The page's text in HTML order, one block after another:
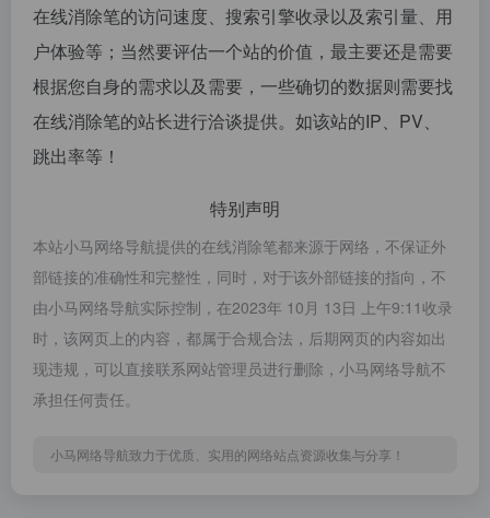
在线消除笔的访问速度、搜索引擎收录以及索引量、用
户体验等；当然要评估一个站的价值，最主要还是需要
根据您自身的需求以及需要，一些确切的数据则需要找
在线消除笔的站长进行洽谈提供。如该站的IP、PV、
跳出率等！
特别声明
本站小马网络导航提供的在线消除笔都来源于网络，不保证外
部链接的准确性和完整性，同时，对于该外部链接的指向，不
由小马网络导航实际控制，在2023年 10月 13日 上午9:11收录
时，该网页上的内容，都属于合规合法，后期网页的内容如出
现违规，可以直接联系网站管理员进行删除，小马网络导航不
承担任何责任。
小马网络导航致力于优质、实用的网络站点资源收集与分享！